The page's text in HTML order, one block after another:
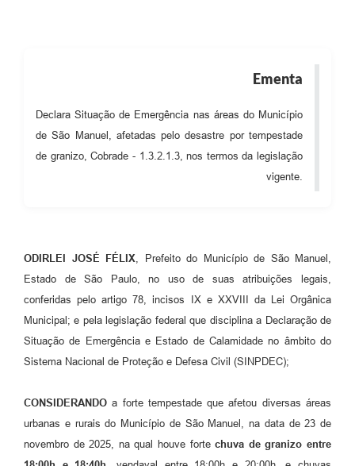
Ementa
Declara Situação de Emergência nas áreas do Município
de São Manuel, afetadas pelo desastre por tempestade
de granizo, Cobrade - 1.3.2.1.3, nos termos da legislação
vigente.
ODIRLEI JOSÉ FÉLIX , Prefeito do Município de São Manuel,
Estado de São Paulo, no uso de suas atribuições legais,
conferidas pelo artigo 78, incisos IX e XXVIII da Lei Orgânica
Municipal; e pela legislação federal que disciplina a Declaração de
Situação de Emergência e Estado de Calamidade no âmbito do
Sistema Nacional de Proteção e Defesa Civil (SINPDEC);
CONSIDERANDO a forte tempestade que afetou diversas áreas
urbanas e rurais do Município de São Manuel, na data de 23 de
novembro de 2025, na qual houve fortechuva de granizo entre